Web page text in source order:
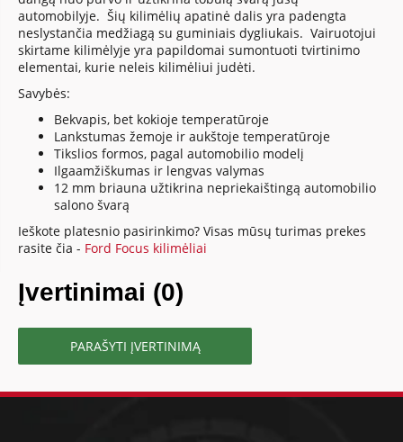
automobilyje. Šių kilimėlių apatinė dalis yra padengta
neslystančia medžiagą su guminiais dygliukais. Vairuotojui
skirtame kilimėlyje yra papildomai sumontuoti tvirtinimo
elementai, kurie neleis kilimėliui judėti.
Savybės:
Bekvapis, bet kokioje temperatūroje
Lankstumas žemoje ir aukštoje temperatūroje
Tikslios formos, pagal automobilio modelį
Ilgaamžiškumas ir lengvas valymas
12 mm briauna užtikrina nepriekaištingą automobilio
salono švarą
Ieškote platesnio pasirinkimo? Visas mūsų turimas prekes
rasite čia - Ford Focus kilimėliai
Įvertinimai (0)
PARAŠYTI ĮVERTINIMĄ